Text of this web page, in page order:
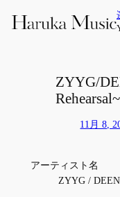
容
ZYYG/
Rehearsal~
11月 8,
アーティスト名
ZYYG /